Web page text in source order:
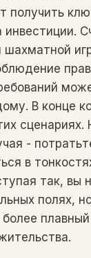
получить
инвестиции.
шахматной
В конце
сценариях.
-
в
так, вы
полях,